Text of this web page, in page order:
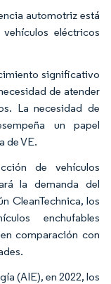
automotriz está
eléctricos
significativo
de atender
La necesidad de
un papel
de VE.
de vehículos
la demanda del
CleanTechnica, los
enchufables
comparación con
(AIE), en 2022, los